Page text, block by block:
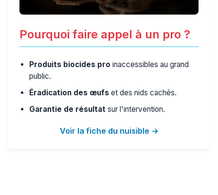
Pourquoi faire appel à un pro ?
Produits biocides pro inaccessibles au grand
public.
Éradication des œufs et des nids cachés.
Garantie de résultat sur l'intervention.
Voir la fiche du nuisible →